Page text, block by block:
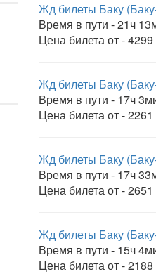
Жд билеты Баку
Время в пути - 21ч
Цена билета от - 4299
Жд билеты Баку
Время в пути - 17ч
Цена билета от - 2261
Жд билеты Баку
Время в пути - 17ч
Цена билета от - 2651
Жд билеты Баку
Время в пути - 15ч
Цена билета от - 2188